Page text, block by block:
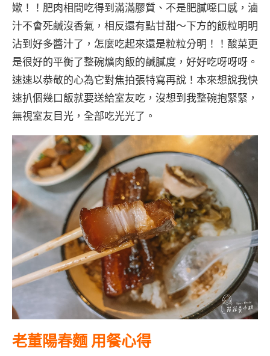
嫰！！肥肉相間吃得到滿滿膠質、不是肥膩噁口感，滷
汁不會死鹹沒香氣，相反還有點甘甜～下方的飯粒明明
沾到好多醬汁了，怎麼吃起來還是粒粒分明！！酸菜更
是很好的平衡了整碗爌肉飯的鹹膩度，好好吃呀呀呀。
速速以恭敬的心為它對焦拍張特寫再說！本來想說我快
速扒個幾口飯就要送給室友吃，沒想到我整碗抱緊緊，
無視室友目光，全部吃光光了。
老董陽春麵 用餐心得